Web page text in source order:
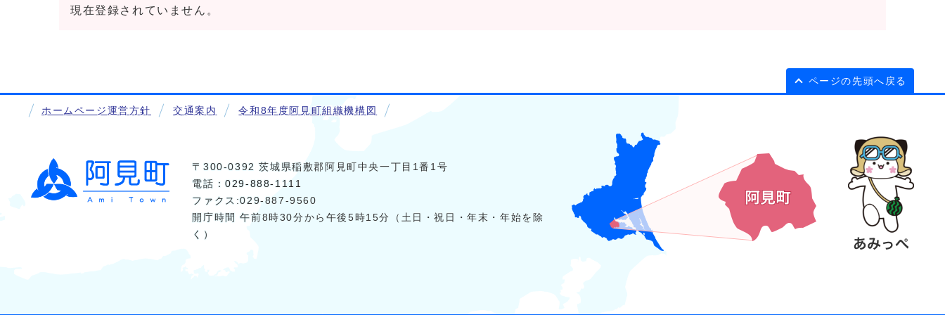
現在登録されていません。
ページの先頭へ戻る
ホームページ運営方針 交通案内 令和8年度阿見町組織機構図
〒300-0392 茨城県稲敷郡阿見町中央一丁目1番1号
電話：029-888-1111
ファクス:029-887-9560
開庁時間 午前8時30分から午後5時15分（土日・祝日・年末・年始を除
く）